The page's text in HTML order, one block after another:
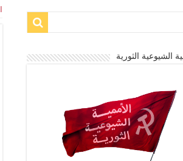
الشيوعية الثورية